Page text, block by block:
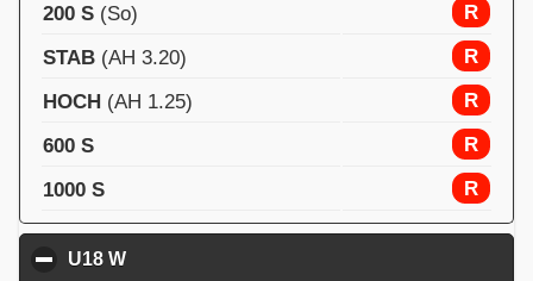
200 S (So)
R
STAB (AH 3.20)
R
HOCH (AH 1.25)
R
600 S
R
1000 S
R
U18 W